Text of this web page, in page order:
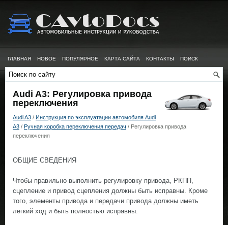
ГЛАВНАЯ НОВОЕ ПОПУЛЯРНОЕ КАРТА САЙТА КОНТАКТЫ ПОИСК
Audi A3: Регулировка привода
переключения
Audi A3 / Инструкция по эксплуатации автомобиля Audi
A3 / Ручная коробка переключения передач / Регулировка привода
переключения
ОБЩИЕ СВЕДЕНИЯ
Чтобы правильно выполнить регулировку привода, РКПП,
сцепление и привод сцепления должны быть исправны. Кроме
того, элементы привода и передачи привода должны иметь
легкий ход и быть полностью исправны.